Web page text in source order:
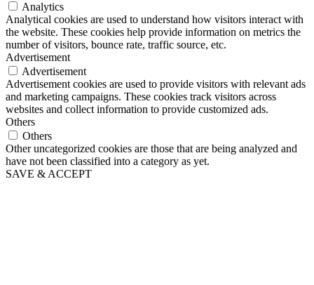
Analytics
Analytical cookies are used to understand how visitors interact with
the website. These cookies help provide information on metrics the
number of visitors, bounce rate, traffic source, etc.
Advertisement
Advertisement
Advertisement cookies are used to provide visitors with relevant ads
and marketing campaigns. These cookies track visitors across
websites and collect information to provide customized ads.
Others
Others
Other uncategorized cookies are those that are being analyzed and
have not been classified into a category as yet.
SAVE & ACCEPT